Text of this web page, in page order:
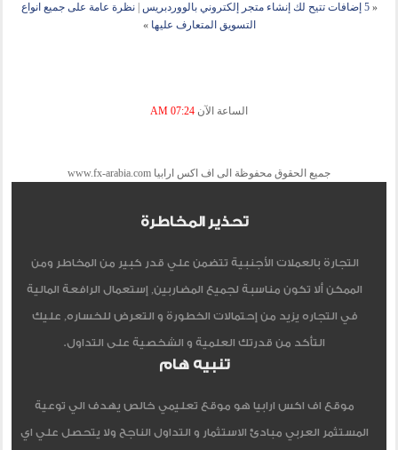
« 5 إضافات تتيح لك إنشاء متجر إلكتروني بالووردبريس |نظرة عامة على جميع انواع
التسويق المتعارف عليها »
الساعة الآن 07:24 AM
جميع الحقوق محفوظة الى اف اكس ارابيا www.fx-arabia.com
تحذير المخاطرة
التجارة بالعملات الأجنبية تتضمن علي قدر كبير من المخاطر ومن
الممكن ألا تكون مناسبة لجميع المضاربين, إستعمال الرافعة المالية
في التجاره يزيد من إحتمالات الخطورة و التعرض للخساره, عليك
التأكد من قدرتك العلمية و الشخصية على التداول.
تنبيه هام
موقع اف اكس ارابيا هو موقع تعليمي خالص يهدف الي توعية
المستثمر العربي مبادئ الاستثمار و التداول الناجح ولا يتحصل علي اي